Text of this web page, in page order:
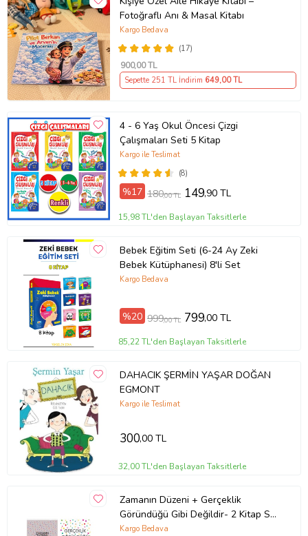
Fotoğraflı Anı & Masal Kitabı
(17)
Kargo Bedava
900,00 TL
Sepette 251 TL İndirim 649,00 TL
4 - 6 Yaş Okul Öncesi Çizgi
Çalışmaları Seti 5 Kitap
(8)
Kargo ile Teslimat
%17 180,00 TL 149,90 TL
15,98 TL'den Başlayan Taksitlerle
Bebek Eğitim Seti (6-24 Ay Zeki
Bebek Kütüphanesi) 8'li Set
Kargo Bedava
%20 999,00 TL 799,00 TL
85,22 TL'den Başlayan Taksitlerle
DAHACIK ŞERMİN YAŞAR DOĞAN
EGMONT
Kargo ile Teslimat
300,00 TL
32,00 TL'den Başlayan Taksitlerle
Zamanın Düzeni + Gerçeklik
Göründüğü Gibi Değildir- 2 Kitap Set
- Iş Bankası Özel Set Zamanın
Kargo Bedava